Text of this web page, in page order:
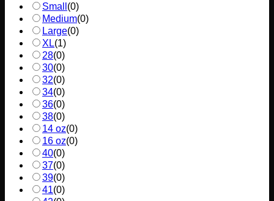
Small (0)
Medium(0)
Large(0)
XL(1)
28(0)
30(0)
32(0)
34(0)
36(0)
38(0)
14 oz(0)
16 oz(0)
40(0)
37(0)
39(0)
41(0)